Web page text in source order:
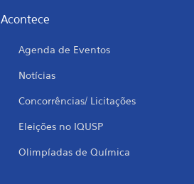
Acontece
Agenda de Eventos
Notícias
Concorrências/ Licitações
Eleições no IQUSP
Olimpíadas de Química